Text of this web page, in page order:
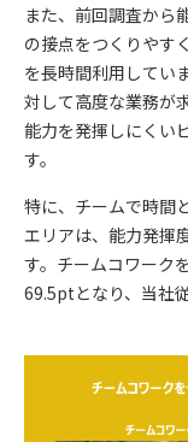
また、前回調査から
の接点をつくりやす
を長時間利用してい
対して高度な業務が
能力を発揮しにくい
す。
特に、チームで時間
エリアは、能力発揮
す。チームコワーク
69.5ptとなり、当社